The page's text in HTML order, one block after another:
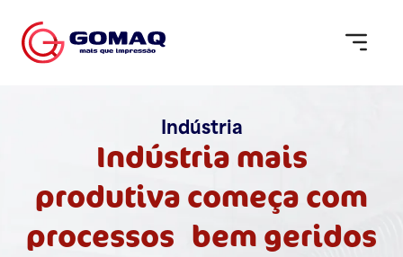
Indústria
Indústria mais
produtiva começa com
processos bem geridos